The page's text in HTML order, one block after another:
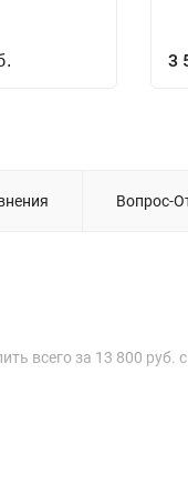
3
Вопрос-
всего за 13 800 руб.